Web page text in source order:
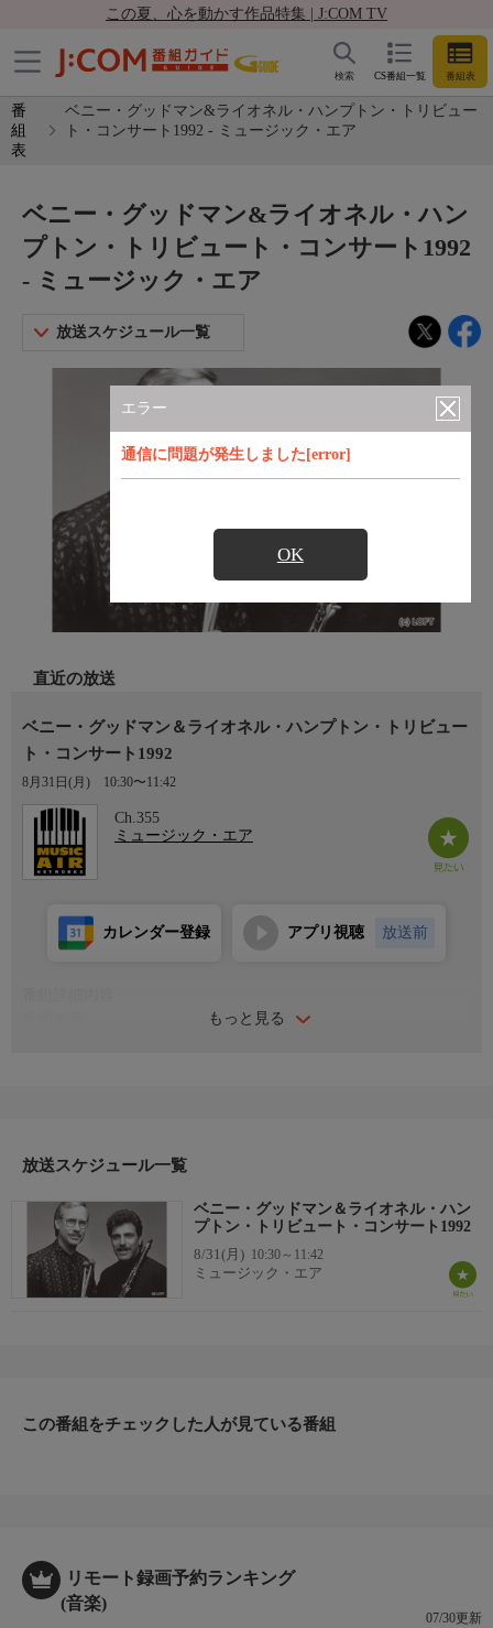
この夏、心を動かす作品特集 | J:COM TV
CS番組一覧 番組表
検索
番
組
表
ベニー・グッドマン&ライオネル・ハンプトン・トリビュー
ト・コンサート1992 - ミュージック・エア
エラー
通信に問題が発生しました[error]
OK
ベニー・グッドマン&ライオネル・ハン
プトン・トリビュート・コンサート1992
- ミュージック・エア
放送スケジュール一覧
直近の放送
ベニー・グッドマン＆ライオネル・ハンプトン・トリビュー
ト・コンサート1992
8月31日(月) 10:30〜11:42
Ch.355
ミュージック・エア
もっと見る
カレンダー登録 アプリ視聴 放送前
番組内容続き
Glow」 「After You've Gone」 「Let's Dance」 「Opus
Half」 「Memories of You」 「Sing， Sing， Sing」 「Grand
Slam」 「Avalon」
放送スケジュール一覧
ベニー・グッドマン＆ライオネル・ハン
プトン・トリビュート・コンサート1992
8/31(月) 10:30～11:42
ミュージック・エア
この番組をチェックした人が見ている番組
リモート録画予約ランキング
(音楽)
07/30更新